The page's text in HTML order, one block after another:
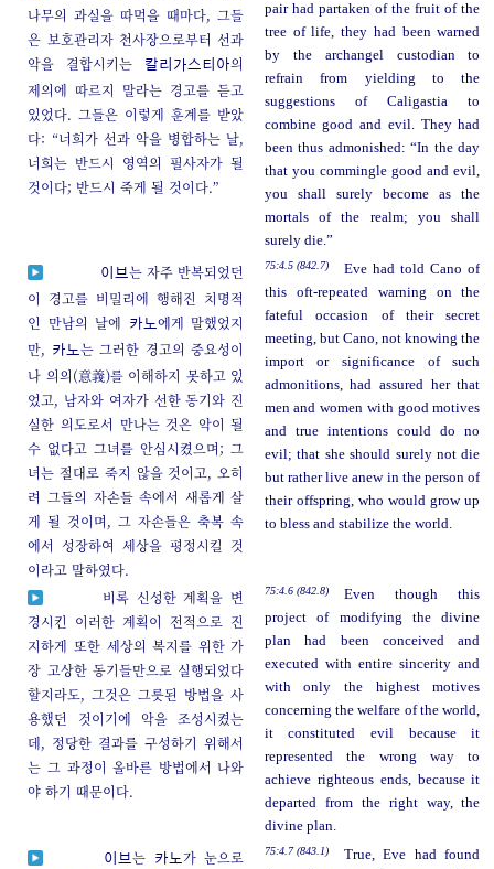
나무의 과실을 따먹을 때마다, 그들
은 보호관리자 천사장으로부터 선과
악을 결합시키는
칼리가스티아의
제의에 따르지 말라는 경고를 듣고
있었다. 그들은 이렇게 훈계를 받았
다: “너희가 선과 악을 병합하는 날,
너희는 반드시 영역의 필사자가 될
것이다; 반드시 죽게 될 것이다.”
pair had partaken of the fruit of the
tree of life, they had been warned
by the archangel custodian to
refrain from yielding to the
suggestions of Caligastia to
combine good and evil. They had
been thus admonished: “In the day
that you commingle good and evil,
you shall surely become as the
mortals of the realm; you shall
surely die.”
이브는 자주 반복되었던
이 경고를 비밀리에 행해진 치명적
인 만남의 날에
카노에게 말했었지
만,
카노는 그러한 경고의 중요성이
나 의의(意義)를 이해하지 못하고 있
었고, 남자와 여자가 선한 동기와 진
실한 의도로서 만나는 것은 악이 될
수 없다고 그녀를 안심시켰으며; 그
녀는 절대로 죽지 않을 것이고, 오히
려 그들의 자손들 속에서 새롭게 살
게 될 것이며, 그 자손들은 축복 속
에서 성장하여 세상을 평정시킬 것
이라고 말하였다.
75:4.5 (842.7)
Eve had told Cano of
this oft-repeated warning on the
fateful occasion of their secret
meeting, but Cano, not knowing the
import or significance of such
admonitions, had assured her that
men and women with good motives
and true intentions could do no
evil; that she should surely not die
but rather live anew in the person of
their offspring, who would grow up
to bless and stabilize the world.
비록 신성한 계획을 변
경시킨 이러한 계획이 전적으로 진
지하게 또한 세상의 복지를 위한 가
장 고상한 동기들만으로 실행되었다
할지라도, 그것은 그릇된 방법을 사
용했던 것이기에 악을 조성시켰는
데, 정당한 결과를 구성하기 위해서
는 그 과정이 올바른 방법에서 나와
야 하기 때문이다.
75:4.6 (842.8)
Even though this
project of modifying the divine
plan had been conceived and
executed with entire sincerity and
with only the highest motives
concerning the welfare of the world,
it constituted evil because it
represented the wrong way to
achieve righteous ends, because it
departed from the right way, the
divine plan.
이브는 카노가 눈으로
75:4.7 (843.1)
True, Eve had found